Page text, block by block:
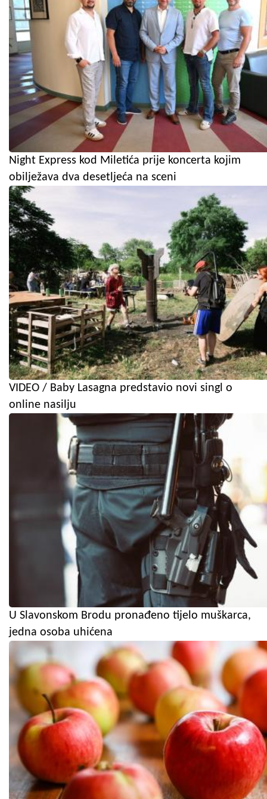
Night Express kod Miletića prije koncerta kojim
obilježava dva desetljeća na sceni
VIDEO / Baby Lasagna predstavio novi singl o
online nasilju
U Slavonskom Brodu pronađeno tijelo muškarca,
jedna osoba uhićena